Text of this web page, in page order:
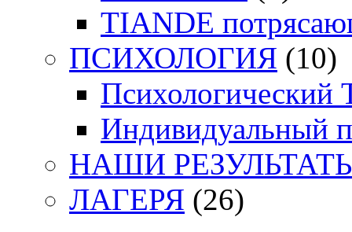
TIANDE
ПСИХОЛОГИЯ (10)
Психологический
Индивидуальный
НАШИ
ЛАГЕРЯ (26)